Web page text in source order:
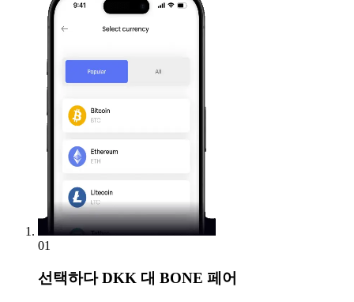
01
선택하다DKK 대 BONE 페어